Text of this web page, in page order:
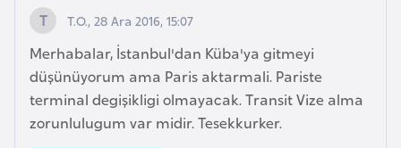
T.O., 28 Ara 2016, 15:07
Merhabalar, İstanbul'dan Küba'ya gitmeyi
düşünüyorum ama Paris aktarmali. Pariste
terminal degişikligi olmayacak. Transit Vize alma
zorunlulugum var midir. Tesekkurker.
İ
t
a
l